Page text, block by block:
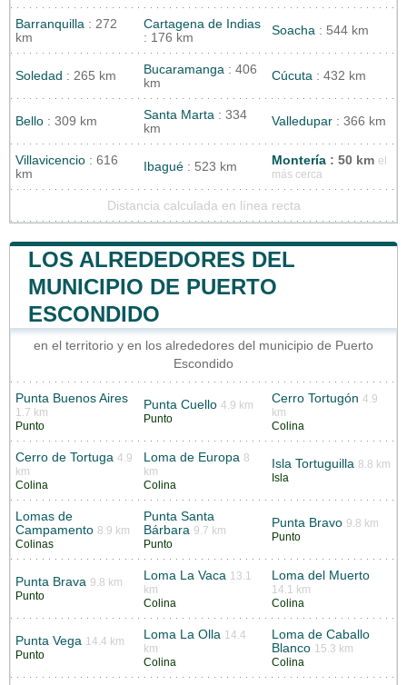
Barranquilla : 272
km
Cartagena de Indias
: 176 km
Soacha : 544 km
Soledad : 265 km Bucaramanga : 406
km
Cúcuta : 432 km
Bello : 309 km Santa Marta : 334
km
Valledupar : 366 km
Villavicencio : 616
km
Ibagué : 523 km Montería : 50 km el
más cerca
Distancia calculada en línea recta
LOS ALREDEDORES DEL
MUNICIPIO DE PUERTO
ESCONDIDO
en el territorio y en los alrededores del municipio de Puerto
Escondido
Punta Buenos Aires
1.7 km
Punto
Punta Cuello 4.9 km
Punto
Cerro Tortugón 4.9
km
Colina
Cerro de Tortuga 4.9
km
Colina
Loma de Europa 8
km
Colina
Isla Tortuguilla 8.8 km
Isla
Lomas de
Campamento 8.9 km
Colinas
Punta Santa
Bárbara 9.7 km
Punto
Punta Bravo 9.8 km
Punto
Punta Brava 9.8 km
Punto
Loma La Vaca 13.1
km
Colina
Loma del Muerto
14.1 km
Colina
Punta Vega 14.4 km
Punto
Loma La Olla 14.4
km
Colina
Loma de Caballo
Blanco 15.3 km
Colina